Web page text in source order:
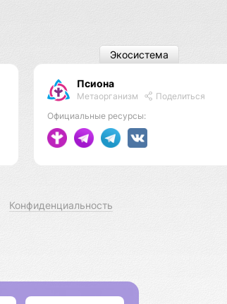
Псиона
Метаорганизм
Поделиться
Официальные ресурсы:
Экосистема
Конфиденциальность